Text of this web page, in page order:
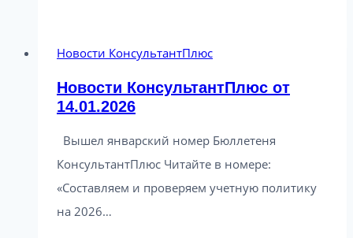
Новости КонсультантПлюс
Новости КонсультантПлюс от
14.01.2026
Вышел январский номер Бюллетеня
КонсультантПлюс Читайте в номере:
«Составляем и проверяем учетную политику
на 2026…